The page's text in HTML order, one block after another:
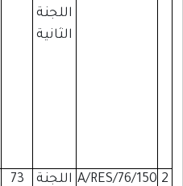
اللجنة
الثانية
2
A/RES/76/150 اللجنة
73